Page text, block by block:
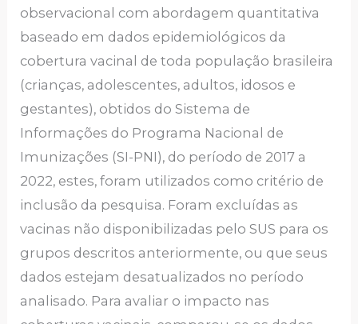
observacional com abordagem quantitativa
baseado em dados epidemiológicos da
cobertura vacinal de toda população brasileira
(crianças, adolescentes, adultos, idosos e
gestantes), obtidos do Sistema de
Informações do Programa Nacional de
Imunizações (SI-PNI), do período de 2017 a
2022, estes, foram utilizados como critério de
inclusão da pesquisa. Foram excluídas as
vacinas não disponibilizadas pelo SUS para os
grupos descritos anteriormente, ou que seus
dados estejam desatualizados no período
analisado. Para avaliar o impacto nas